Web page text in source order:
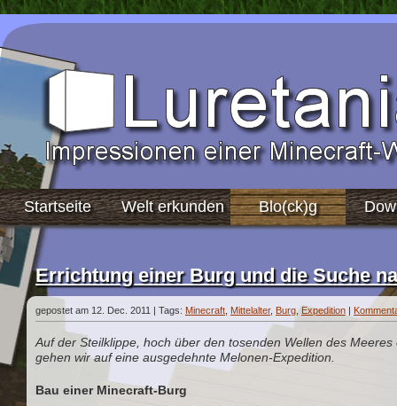
-->
Startseite Welt erkunden Blo(ck)g
Errichtung einer Burg und die Suche
gepostet am 12. Dec. 2011 | Tags: Minecraft Mittelalter, Burg,Expedition |
Auf der Steilklippe, hoch über den tosenden Wellen des
gehen wir auf eine ausgedehnte Melonen-Expedition.
Bau einer Minecraft-Burg